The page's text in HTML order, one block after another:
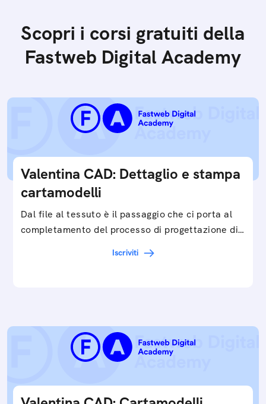
Scopri i corsi gratuiti della
Fastweb Digital Academy
Valentina CAD: Dettaglio e stampa
cartamodelli
Dal file al tessuto è il passaggio che ci porta al
completamento del processo di progettazione di
Iscriviti